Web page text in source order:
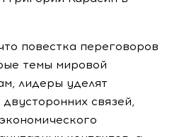
повестка переговоров
темы мировой
лидеры уделят
связей,